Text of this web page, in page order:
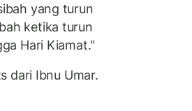
yang turun
ketika turun
Hari Kiamat."
dari Ibnu Umar.